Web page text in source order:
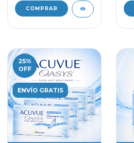
COMPRAR
25%
OFF
ENVÍO GRATIS